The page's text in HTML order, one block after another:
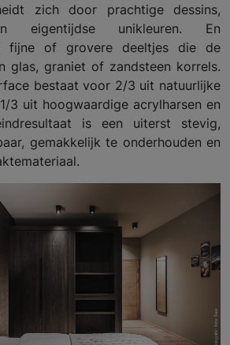
zich door prachtige dessins,
eigentijdse unikleuren. En
fijne of grovere deeltjes die de
glas, graniet of zandsteen korrels.
bestaat voor 2/3 uit natuurlijke
3 uit hoogwaardige acrylharsen en
is een uiterst stevig,
gemakkelijk te onderhouden en